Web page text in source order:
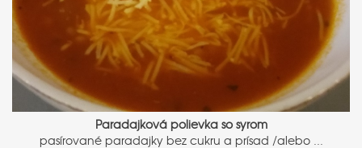
Paradajková polievka so syrom
pasírované paradajky bez cukru a prísad /alebo ...